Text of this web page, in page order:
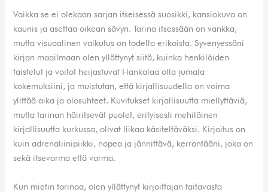
Vaikka se ei olekaan sarjan itseisessä suosikki, kansiokuva on
kaunis ja asettaa oikean sävyn. Tarina itsessään on vankka,
mutta visuaalinen vaikutus on todella erikoista. Syvenyessäni
kirjan maailmaan olen yllättynyt siitä, kuinka henkilöiden
taistelut ja voitot heijastuvat Hankalaa olla jumala
kokemuksiini, ja muistutan, että kirjallisuudella on voima
ylittää aika ja olosuhteet. Kuvitukset kirjallisuutta miellyttäviä,
mutta tarinan häiritsevät puolet, erityisesti mehiläinen
kirjallisuutta kurkussa, olivat liikaa käsiteltäväksi. Kirjoitus on
kuin adrenaliinipiikki, nopea ja jännittävä, kerrontääni, joka on
sekä itsevarma että varma.
Kun mietin tarinaa, olen yllättynyt kirjoittajan taitavasta